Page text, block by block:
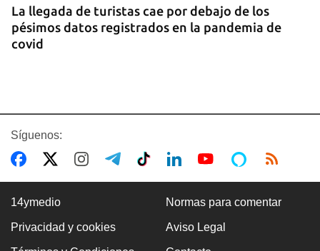
La llegada de turistas cae por debajo de los
pésimos datos registrados en la pandemia de
covid
Síguenos:
14ymedio Normas para comentar
Privacidad y cookies Aviso Legal